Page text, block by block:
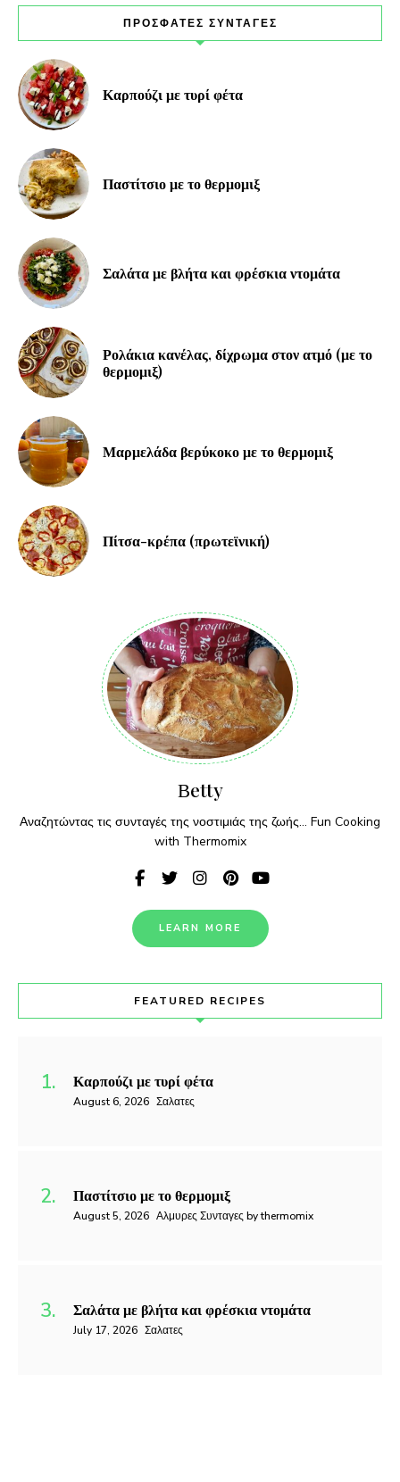
ΠΡΟΣΦΑΤΕΣ ΣΥΝΤΑΓΕΣ
Καρπούζι με τυρί φέτα
Παστίτσιο με το θερμομιξ
Σαλάτα με βλήτα και φρέσκια ντομάτα
Ρολάκια κανέλας, δίχρωμα στον ατμό (με το
θερμομιξ)
Μαρμελάδα βερύκοκο με το θερμομιξ
Πίτσα-κρέπα (πρωτεϊνική)
Βetty
Αναζητώντας τις συνταγές της νοστιμιάς της ζωής... Fun Cooking
with Thermomix
LEARN MORE
FEATURED RECIPES
Καρπούζι με τυρί φέτα
August 6, 2026 Σαλατες
Παστίτσιο με το θερμομιξ
August 5, 2026 Αλμυρες Συνταγες by thermomix
Σαλάτα με βλήτα και φρέσκια ντομάτα
July 17, 2026 Σαλατες